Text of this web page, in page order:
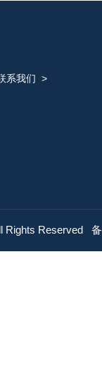
系我们 >
Rights Reserved